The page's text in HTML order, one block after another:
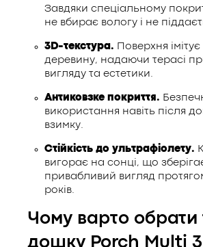
Завдяки спеціальному
не вбирає вологу і не
3D-текстура. Поверхня
деревину, надаючи терасі
вигляду та естетики.
Антиковзке покриття.
використання навіть після
взимку.
Стійкість до ультрафіолету.
вигорає на сонці, що
привабливий вигляд
років.
Чому варто обрати
дошку Porch Multi